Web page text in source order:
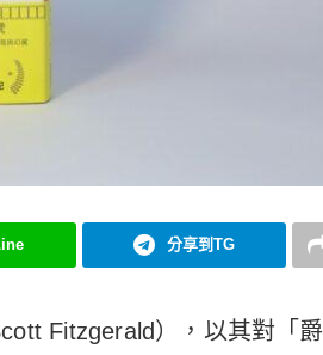
分享到TG
Fitzgerald），以其對「爵